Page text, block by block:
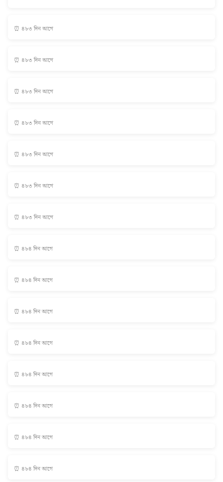
⏰ ৪৮৩ দিন আগে
⏰ ৪৮৩ দিন আগে
⏰ ৪৮৩ দিন আগে
⏰ ৪৮৩ দিন আগে
⏰ ৪৮৩ দিন আগে
⏰ ৪৮৩ দিন আগে
⏰ ৪৮৩ দিন আগে
⏰ ৪৮৪ দিন আগে
⏰ ৪৮৪ দিন আগে
⏰ ৪৮৪ দিন আগে
⏰ ৪৮৪ দিন আগে
⏰ ৪৮৪ দিন আগে
⏰ ৪৮৪ দিন আগে
⏰ ৪৮৪ দিন আগে
⏰ ৪৮৪ দিন আগে